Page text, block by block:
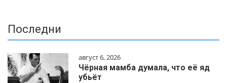
Последни
август 6, 2026
Чёрная мамба думала, что её яд
убьёт